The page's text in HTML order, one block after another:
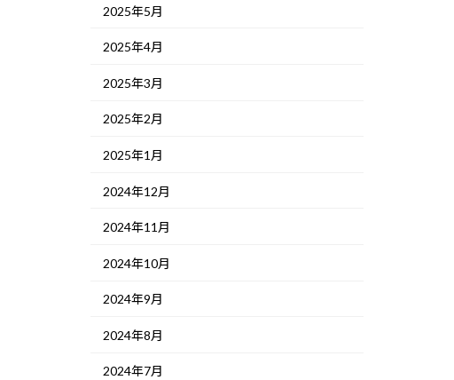
2025年5月
2025年4月
2025年3月
2025年2月
2025年1月
2024年12月
2024年11月
2024年10月
2024年9月
2024年8月
2024年7月